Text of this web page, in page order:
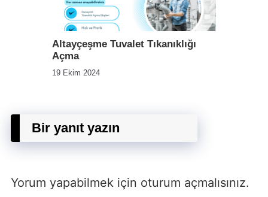
Altayçeşme Tuvalet Tıkanıklığı
Açma
19 Ekim 2024
Bir yanıt yazın
Yorum yapabilmek için oturum açmalısınız.